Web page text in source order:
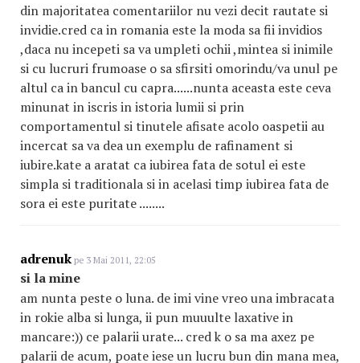
din majoritatea comentariilor nu vezi decit rautate si
invidie.cred ca in romania este la moda sa fii invidios
,daca nu incepeti sa va umpleti ochii ,mintea si inimile
si cu lucruri frumoase o sa sfirsiti omorindu/va unul pe
altul ca in bancul cu capra......nunta aceasta este ceva
minunat in iscris in istoria lumii si prin
comportamentul si tinutele afisate acolo oaspetii au
incercat sa va dea un exemplu de rafinament si
iubire.kate a aratat ca iubirea fata de sotul ei este
simpla si traditionala si in acelasi timp iubirea fata de
sora ei este puritate ........
adrenuk pe 3 Mai 2011, 22:05
si la mine
am nunta peste o luna. de imi vine vreo una imbracata
in rokie alba si lunga, ii pun muuulte laxative in
mancare:)) ce palarii urate... cred k o sa ma axez pe
palarii de acum, poate iese un lucru bun din mana mea,